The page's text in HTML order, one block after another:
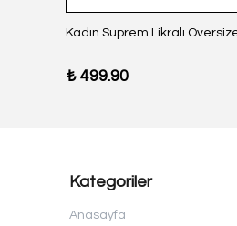
₺ 499.90
Kategoriler
Anasayfa